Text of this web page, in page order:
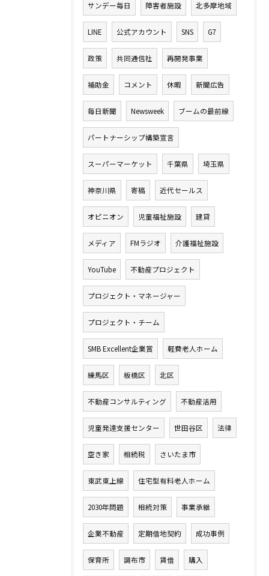
サンデー毎日 障害者施設 北多摩地域
LINE 公式アカウント SNS G7
政策 共同通信社 再開発事業
補助金 コメント 休暇 新聞広告
毎日新聞 Newsweek ブームの最前線
パートナーシップ構築宣言
スーパーマーケット 千葉県 埼玉県
神奈川県 寄稿 近代セールス
オピニオン 児童福祉施設 建貸
メディア FMラジオ 介護福祉施設
YouTube 不動産プロジェクト
プロジェクト・マネージャー
プロジェクト・チーム
SMB Excellent企業賞 軽費老人ホーム
練馬区 板橋区 北区
不動産コンサルティング 不動産活用
児童発達支援センター 世田谷区 法律
空き家 相続税 さいたま市
東武東上線 住宅型有料老人ホーム
2030年問題 相続対策 事業承継
企業不動産 定期借地契約 成功事例
保育所 調布市 賃借 購入